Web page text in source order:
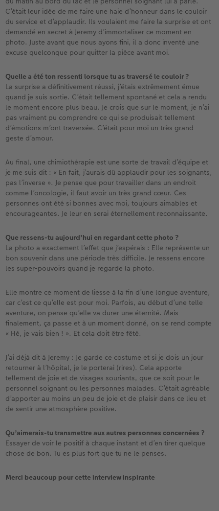
C’était leur idée de me faire une haie d’honneur dans le couloir
du service et d’applaudir. Ils voulaient me faire la surprise et ont
demandé en secret à Jeremy d’immortaliser ce moment en
photo. Juste avant que nous ayons fini, il a donc inventé une
excuse quelconque pour quitter la pièce avant moi.
Quelle a été ton ressenti lorsque tu as traversé le couloir ?
La surprise a définitivement réussi, j’étais extrêmement émue
quand je suis sortie. C’était tellement spontané et cela a rendu
le moment encore plus beau. Je crois que sur le moment, je n’ai
pas vraiment pu comprendre ce qui se produisait tellement
d’émotions m’ont traversée. C’était pour moi un très grand
geste d’amour.
Au final, une chimiothérapie est une sorte de travail d’équipe et
je me suis dit : « En fait, j’aurais dû applaudir pour les soignants,
pas l’inverse ». Je pense que pour travailler dans un endroit
comme l’oncologie, il faut avoir un très grand cœur. Ces
personnes ont été si bonnes avec moi, toujours aimables et
encourageantes. Je leur en serai éternellement reconnaissante.
Que ressens-tu aujourd’hui en regardant cette photo ?
La photo a exactement l’effet que j’espérais : Elle représente un
bon souvenir dans une période très difficile. Je ressens encore
les super-pouvoirs quand je regarde la photo.
Elle montre ce moment de liesse à la fin d’une longue aventure,
car c’est ce qu’elle est pour moi. Parfois, au début d’une telle
aventure, on pense qu’elle va durer une éternité. Mais
finalement, ça passe et à un moment donné, on se rend compte
« Hé, je vais bien ! ». Et cela doit être fêté.
J’ai déjà dit à Jeremy : Je garde ce costume et si je dois un jour
retourner à l’hôpital, je le porterai (rires). Cela apporte
tellement de joie et de visages souriants, que ce soit pour le
personnel soignant ou les personnes malades. C’était agréable
d’apporter au moins un peu de joie et de plaisir dans ce lieu et
de sentir une atmosphère positive.
Qu’aimerais-tu transmettre aux autres personnes concernées ?
Essayer de voir le positif à chaque instant et d’en tirer quelque
chose de bon. Tu es plus fort que tu ne le penses.
Merci beaucoup pour cette interview inspirante